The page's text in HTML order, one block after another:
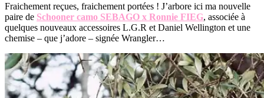
Fraichement reçues, fraichement portées ! J’arbore ici ma nouvelle
paire de Schooner camo SEBAGO x Ronnie FIEG, associée à
quelques nouveaux accessoires L.G.R et Daniel Wellington et une
chemise – que j’adore – signée Wrangler…